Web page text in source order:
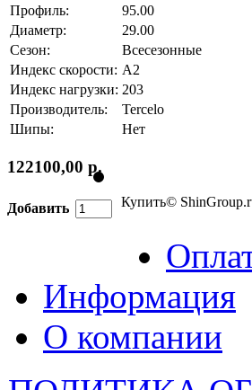
Профиль:
95.00
Диаметр:
29.00
Сезон:
Всесезонные
Индекс скорости: A2
Индекс нагрузки: 203
Производитель:
Tercelo
Шипы:
Нет
122100,00 р.
Добавить Купить©
Информация
О компании